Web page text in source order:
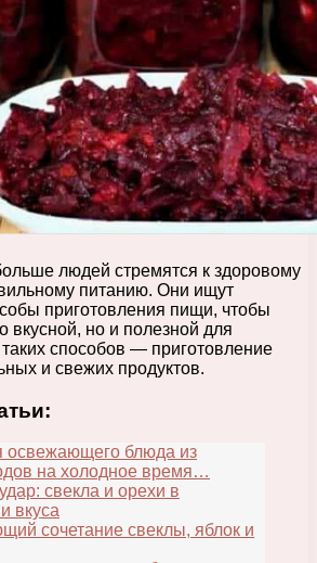
людей стремятся к здоровому
питанию. Они ищут
приготовления пищи, чтобы
вкусной, но и полезной для
способов — приготовление
и свежих продуктов.
освежающего блюда из
на холодное время…
свекла и орехи в
вкуса
сочетание свеклы, яблок и